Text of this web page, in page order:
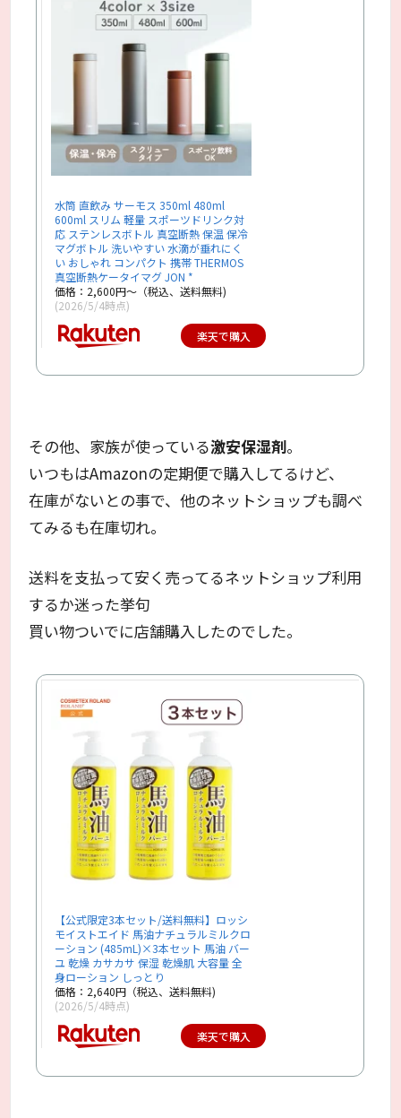
水筒 直飲み サーモス 350ml 480ml
600ml スリム 軽量 スポーツドリンク対
応 ステンレスボトル 真空断熱 保温 保冷
マグボトル 洗いやすい 水滴が垂れにく
い おしゃれ コンパクト 携帯 THERMOS
真空断熱ケータイマグ JON *
価格：2,600円～（税込、送料無料)
(2026/5/4時点)
楽天で購入
その他、家族が使っている激安保湿剤。
いつもはAmazonの定期便で購入してるけど、
在庫がないとの事で、他のネットショップも調べ
てみるも在庫切れ。
送料を支払って安く売ってるネットショップ利用
するか迷った挙句
買い物ついでに店舗購入したのでした。
【公式限定3本セット/送料無料】ロッシ
モイストエイド 馬油ナチュラルミルクロ
ーション (485mL)×3本セット 馬油 バー
ユ 乾燥 カサカサ 保湿 乾燥肌 大容量 全
身ローション しっとり
価格：2,640円（税込、送料無料)
(2026/5/4時点)
楽天で購入